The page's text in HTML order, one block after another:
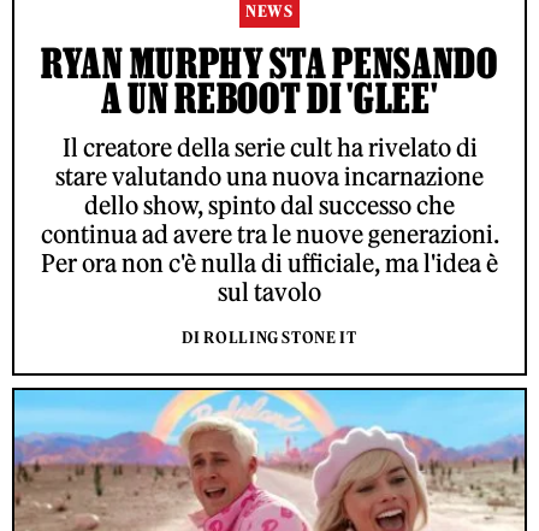
NEWS
RYAN MURPHY STA PENSANDO
A UN REBOOT DI 'GLEE'
Il creatore della serie cult ha rivelato di
stare valutando una nuova incarnazione
dello show, spinto dal successo che
continua ad avere tra le nuove generazioni.
Per ora non c'è nulla di ufficiale, ma l'idea è
sul tavolo
DI ROLLING STONE IT